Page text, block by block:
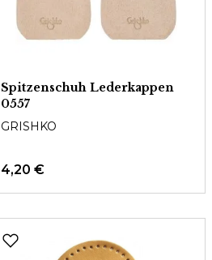
Spitzenschuh Lederkappen
0557
GRISHKO
4,20 €